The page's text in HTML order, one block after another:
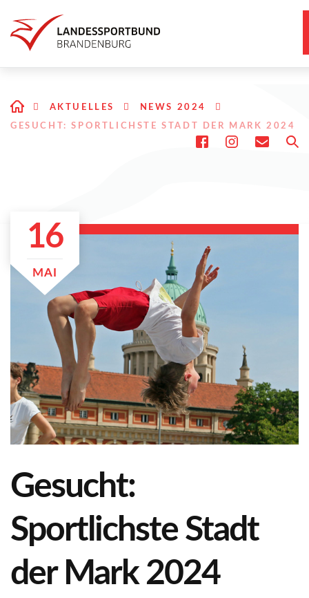
AKTUELLES NEWS 2024
GESUCHT: SPORTLICHSTE STADT DER MARK 2024
16
MAI
Gesucht:
Sportlichste Stadt
der Mark 2024